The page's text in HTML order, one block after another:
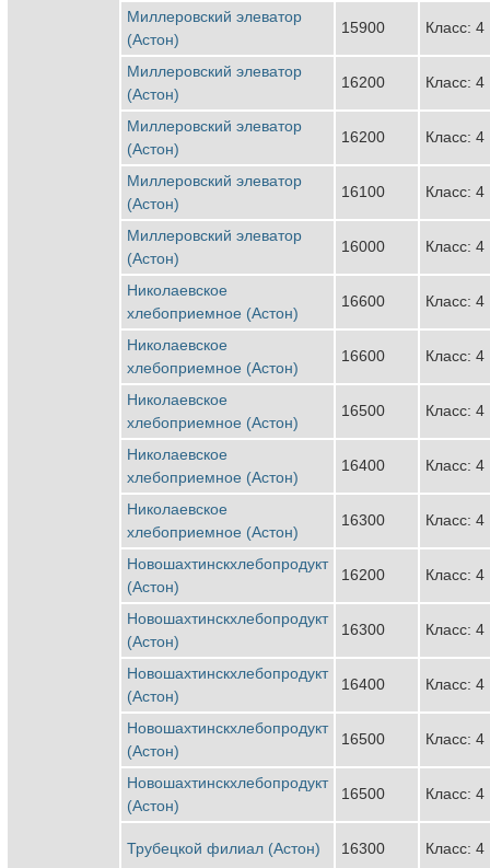
Миллеровский элеватор
(Астон)
15900 Класс: 4
Миллеровский элеватор
(Астон)
16200 Класс: 4
Миллеровский элеватор
(Астон)
16200 Класс: 4
Миллеровский элеватор
(Астон)
16100 Класс: 4
Миллеровский элеватор
(Астон)
16000 Класс: 4
Николаевское
хлебоприемное (Астон)
16600 Класс: 4
Николаевское
хлебоприемное (Астон)
16600 Класс: 4
Николаевское
хлебоприемное (Астон)
16500 Класс: 4
Николаевское
хлебоприемное (Астон)
16400 Класс: 4
Николаевское
хлебоприемное (Астон)
16300 Класс: 4
Новошахтинскхлебопродукт
(Астон)
16200 Класс: 4
Новошахтинскхлебопродукт
(Астон)
16300 Класс: 4
Новошахтинскхлебопродукт
(Астон)
16400 Класс: 4
Новошахтинскхлебопродукт
(Астон)
16500 Класс: 4
Новошахтинскхлебопродукт
(Астон)
16500 Класс: 4
Трубецкой филиал (Астон) 16300 Класс: 4